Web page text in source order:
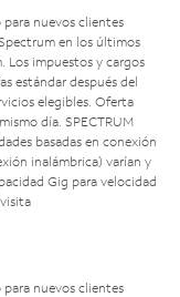
nuevos clientes
en los últimos
Los impuestos y cargos
estándar después del
elegibles. Oferta
día. SPECTRUM
basadas en conexión
inalámbrica) varían y
Gig para velocidad
nuevos clientes